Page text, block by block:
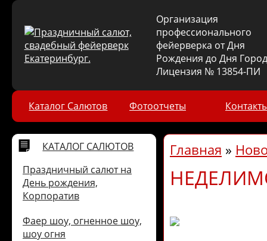
Организация
профессионального
фейерверка от Дня
Рождения до Дня
Лицензия № 13854-ПИ
Каталог Салютов Фотоотчеты
КАТАЛОГ САЛЮТОВ
Праздничный салют на
День рождения,
Корпоратив
Фаер шоу, огненное шоу,
шоу огня
Главная »